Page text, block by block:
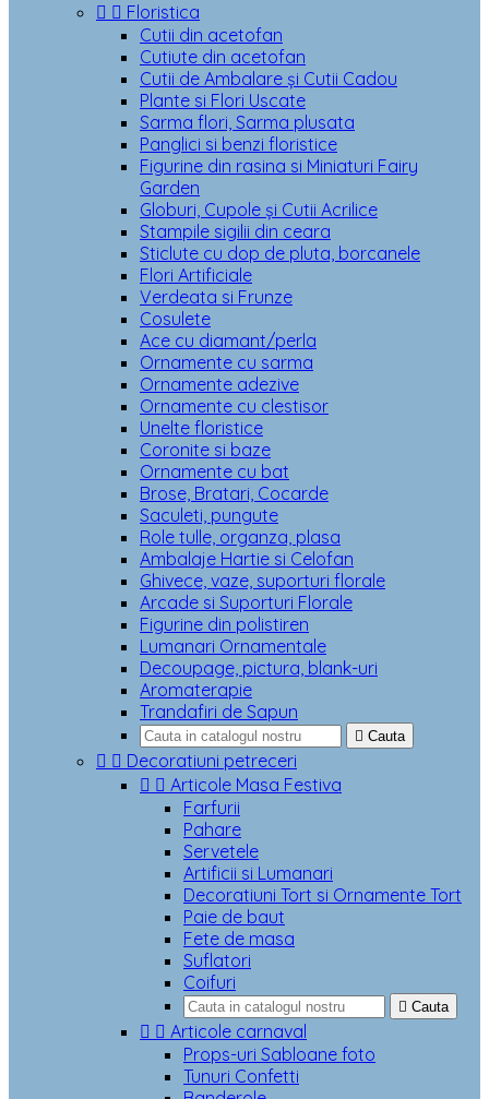
  Floristica
Cutii din acetofan
Cutiute din acetofan
Cutii de Ambalare și Cutii Cadou
Plante si Flori Uscate
Sarma flori, Sarma plusata
Panglici si benzi floristice
Figurine din rasina si Miniaturi Fairy
Garden
Globuri, Cupole și Cutii Acrilice
Stampile sigilii din ceara
Sticlute cu dop de pluta, borcanele
Flori Artificiale
Verdeata si Frunze
Cosulete
Ace cu diamant/perla
Ornamente cu sarma
Ornamente adezive
Ornamente cu clestisor
Unelte floristice
Coronite si baze
Ornamente cu bat
Brose, Bratari, Cocarde
Saculeti, pungute
Role tulle, organza, plasa
Ambalaje Hartie si Celofan
Ghivece, vaze, suporturi florale
Arcade si Suporturi Florale
Figurine din polistiren
Lumanari Ornamentale
Decoupage, pictura, blank-uri
Aromaterapie
Trandafiri de Sapun
 Cauta
  Decoratiuni petreceri
  Articole Masa Festiva
Farfurii
Pahare
Servetele
Artificii si Lumanari
Decoratiuni Tort si Ornamente Tort
Paie de baut
Fete de masa
Suflatori
Coifuri
 Cauta
  Articole carnaval
Props-uri Sabloane foto
Tunuri Confetti